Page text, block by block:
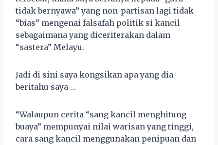
tidak bernyawa” yang non-partisan lagi tidak
“bias” mengenai falsafah politik si kancil
sebagaimana yang diceriterakan dalam
“sastera” Melayu.
Jadi di sini saya kongsikan apa yang dia
beritahu saya …
“Walaupun cerita “sang kancil menghitung
buaya” mempunyai nilai warisan yang tinggi,
cara sang kancil menggunakan penipuan dan